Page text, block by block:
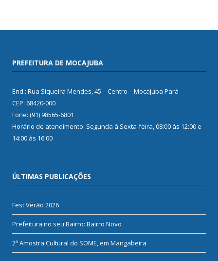
PREFEITURA DE MOCAJUBA
End.: Rua Siqueira Mendes, 45 – Centro – Mocajuba Pará
CEP: 68420-000
Fone: (91) 98565-6801
Horário de atendimento: Segunda à Sexta-feira, 08:00 às 12:00 e
14:00 às 16:00
ÚLTIMAS PUBLICAÇÕES
Fest Verão 2026
Prefeitura no seu Bairro: Bairro Novo
2ª Amostra Cultural do SOME, em Mangabeira